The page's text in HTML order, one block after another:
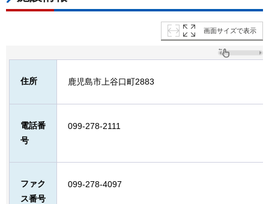
画面サイズで表示
住所 鹿児島市上谷口町2883
電話番
号
099-278-2111
ファク
ス番号
099-278-4097